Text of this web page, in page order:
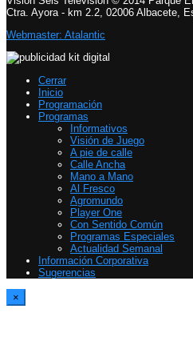
Ctra. Ayora - km 2.2, 02006 Albacete,
Webmaster: Atalantic
Cerrar
Inicio
Programación
Programas
Informativos
Visión de Juego
A pie de calle
Calle Ancha
Mano a Mano
Al Fresco
Agromundo
Player One
Con Sentido Común
Programas Especiales
Actualidad Semanal
Información Corporativa
Sugerencias
×